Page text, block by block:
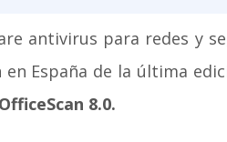
antivirus para redes y
España de la última
8.0.